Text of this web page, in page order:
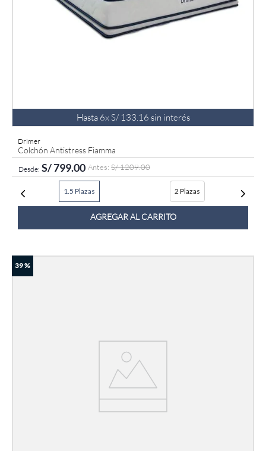
Hasta 6xS/ 133 16 sin interés
Drimer
Colchón Antistress Fiamma
S/799.00 S/1209.00
1.5 Plazas 2 Plazas
AGREGAR AL CARRITO
39 %